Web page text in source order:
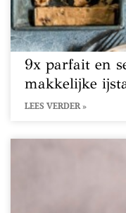
9x parfait en
makkelijke
LEES VERDER »